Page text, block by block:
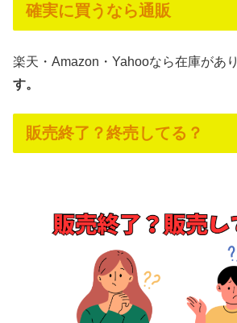
確実に買うなら通販
楽天・Amazon・Yahooなら在庫があり
す。
販売終了？終売してる？